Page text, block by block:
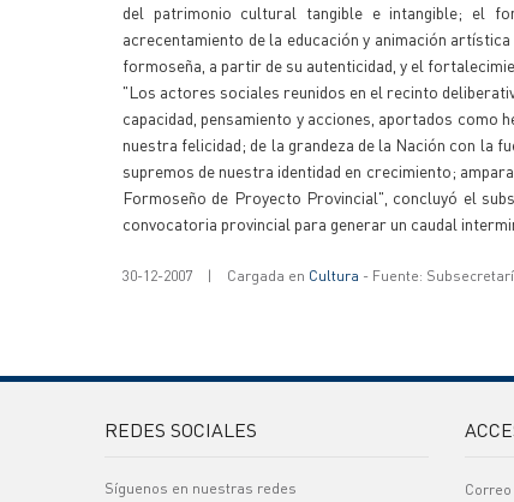
del patrimonio cultural tangible e intangible; el
acrecentamiento de la educación y animación
formoseña, a partir de su autenticidad, y el
"Los actores sociales reunidos en el recinto
capacidad, pensamiento y acciones, aportados como
nuestra felicidad; de la grandeza de la Nación con la
supremos de nuestra identidad en crecimiento;
Formoseño de Proyecto Provincial", concluyó el
convocatoria provincial para generar un caudal
30-12-2007 | Cargada en Cultura - Fuente:
REDES SOCIALES
Síguenos en nuestras redes